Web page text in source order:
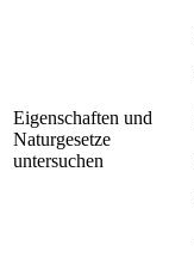
Eigenschaften und
Naturgesetze
untersuchen